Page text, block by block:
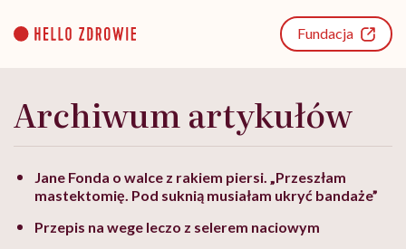
content
Fundacja
Archiwum artykułów
Jane Fonda o walce z rakiem piersi. „Przeszłam
mastektomię. Pod suknią musiałam ukryć bandaże”
Przepis na wege leczo z selerem naciowym